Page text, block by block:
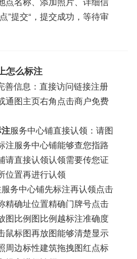
”提交“，提交成功，等待审
怎么标注
善信息：直接访问链接注册
通图主页右角点击商户免费
服务中心铺直接认领：请图
注服务中心铺能够查您指路
请直接认领认领需要传您证
位置再进行认领
务中心铺先标注再认领点击
精确址位置精确门牌号点击
图比例图比例越标注准确度
鼠标图再放图能够清楚显示
周边标性建筑拖拽图红点标